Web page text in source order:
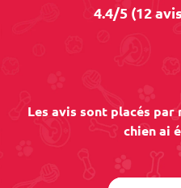
4.4/5 (12
Les avis sont placés par
chien ai